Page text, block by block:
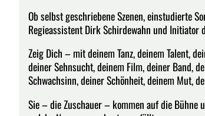
Ob selbst geschriebene Szenen, einstudierte
Regieassistent Dirk Schirdewahn und
Zeig Dich – mit deinem Tanz, deinem Talent,
deiner Sehnsucht, deinem Film, deiner Band,
Schwachsinn, deiner Schönheit, deinem Mut,
Sie – die Zuschauer – kommen auf die Bühne